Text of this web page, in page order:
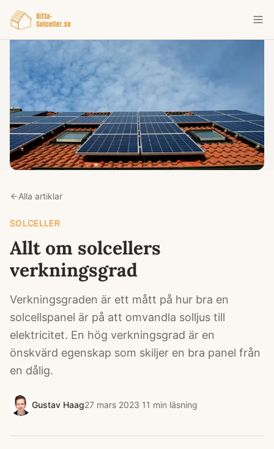
Alla artiklar
SOLCELLER
Allt om solcellers
verkningsgrad
Verkningsgraden är ett mått på hur bra en
solcellspanel är på att omvandla solljus till
elektricitet. En hög verkningsgrad är en
önskvärd egenskap som skiljer en bra panel från
en dålig.
Gustav Haag27 mars 2023·11 min läsning